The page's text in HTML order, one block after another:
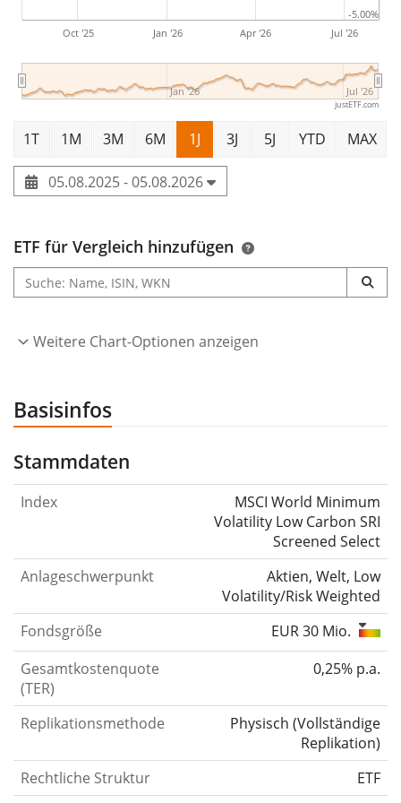
Oct '25 Jan '26 Apr '26 Jul '26
Jan '26 Jul '26
-5.00%
justETF.com
1T 1M 3M 6M 1J 3J 5J YTD MAX
05.08.2025 - 05.08.2026
ETF für Vergleich hinzufügen
Weitere Chart-Optionen anzeigen
Basisinfos
Stammdaten
Index
MSCI World Minimum
Volatility Low Carbon SRI
Screened Select
Anlageschwerpunkt
Aktien, Welt, Low
Volatility/Risk Weighted
Fondsgröße
EUR 30 Mio.
Gesamtkostenquote
(TER)
0,25% p.a.
Replikationsmethode Physisch (Vollständige
Replikation)
Rechtliche Struktur
ETF